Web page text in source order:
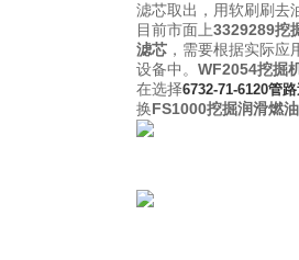
滤芯取出，用软刷刷去
目前市面上3329289挖
滤芯 ，需要根据实际
设备中。 WF2054挖掘
在选择6732-71-6120管
换FS1000挖掘润滑燃